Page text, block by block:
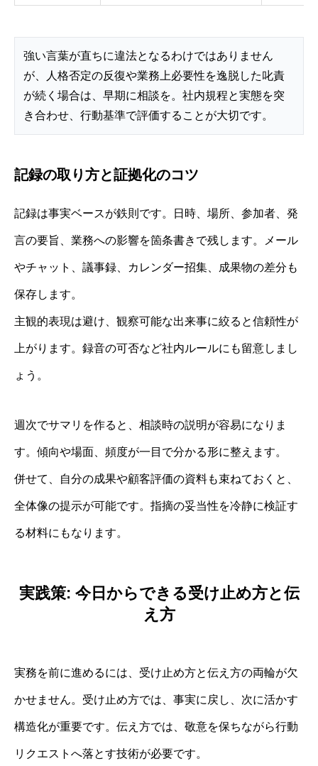
強い言葉が直ちに違法となるわけではありません
が、人格否定の反復や業務上必要性を逸脱した叱責
が続く場合は、早期に相談を。社内規程と実態を突
き合わせ、行動基準で評価することが大切です。
記録の取り方と証拠化のコツ
記録は事実ベースが鉄則です。日時、場所、参加者、発
言の要旨、業務への影響を箇条書きで残します。メール
やチャット、議事録、カレンダー招集、成果物の差分も
保存します。
主観的表現は避け、観察可能な出来事に絞ると信頼性が
上がります。録音の可否など社内ルールにも留意しまし
ょう。
週次でサマリを作ると、相談時の説明が容易になりま
す。傾向や場面、頻度が一目で分かる形に整えます。
併せて、自分の成果や顧客評価の資料も束ねておくと、
全体像の提示が可能です。指摘の妥当性を冷静に検証す
る材料にもなります。
実践策: 今日からできる受け止め方と伝
え方
実務を前に進めるには、受け止め方と伝え方の両輪が欠
かせません。受け止め方では、事実に戻し、次に活かす
構造化が重要です。伝え方では、敬意を保ちながら行動
リクエストへ落とす技術が必要です。